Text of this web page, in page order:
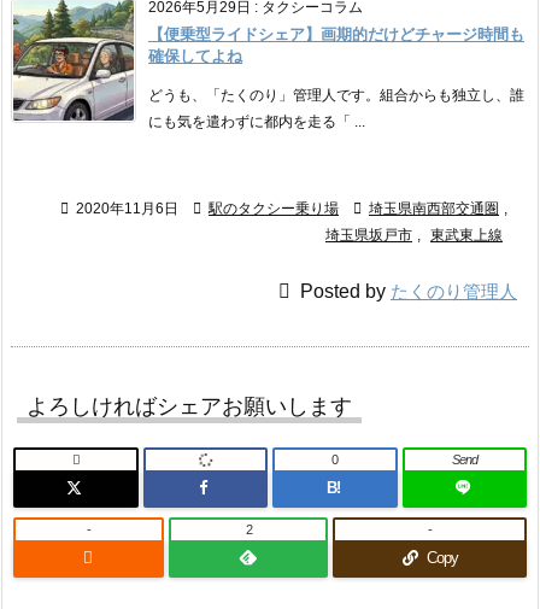
2026年5月29日 : タクシーコラム
【便乗型ライドシェア】画期的だけどチャージ時間も
確保してよね
どうも、「たくのり」管理人です。組合からも独立し、誰
にも気を遣わずに都内を走る「 ...
 2020年11月6日  駅のタクシー乗り場  埼玉県南西部交通圏 ,
埼玉県坂戸市 , 東武東上線
 Posted by たくのり管理人
よろしければシェアお願いします

B!
0 Send

- 2
Copy
-